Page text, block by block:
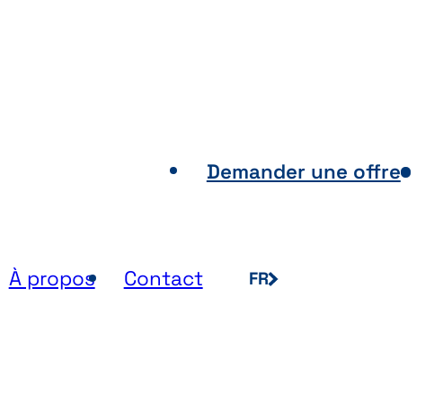
Demander une offre
À propos Contact FR